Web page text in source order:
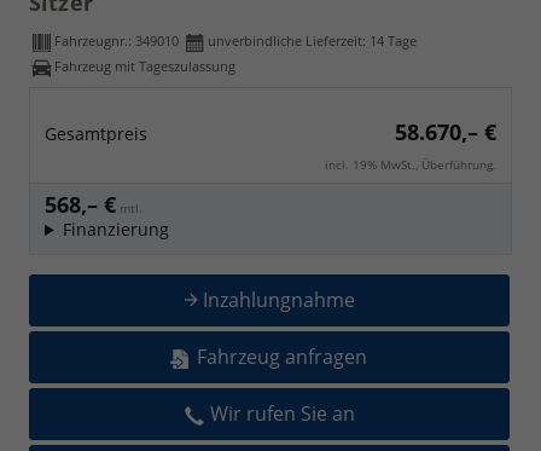
Fahrzeugnr.: 349010 unverbindliche Lieferzeit: 14 Tage
Fahrzeug mit Tageszulassung
Gesamtpreis 58.670,– €
incl. 19% MwSt., Überführung.
568,– € mtl.
Finanzierung
Inzahlungnahme
Fahrzeug anfragen
Wir rufen Sie an